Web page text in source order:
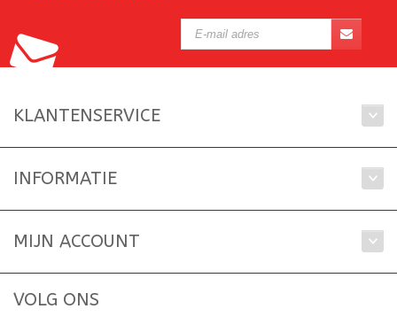
KLANTENSERVICE
INFORMATIE
MIJN ACCOUNT
VOLG ONS